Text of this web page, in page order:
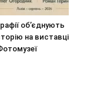
об’єднують
на виставці